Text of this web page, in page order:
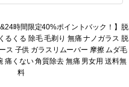
&24時間限定40%ポイントバック！】脱
るくる 除毛 毛剃り 無痛 ナノガラス 脱
ス 子供 ガラスリムーバー 摩擦 ムダ毛
痛くない 角質除去 無痛 男女用 送料無
料